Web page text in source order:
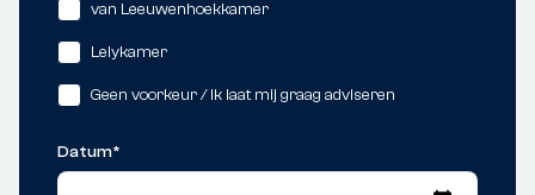
van Leeuwenhoekkamer
Lelykamer
Geen voorkeur / Ik laat mij graag adviseren
Datum*